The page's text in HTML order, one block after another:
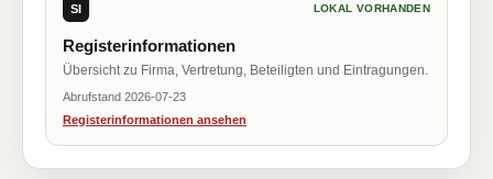
SI LOKAL VORHANDEN
Registerinformationen
Übersicht zu Firma, Vertretung, Beteiligten und Eintragungen.
Abrufstand 2026-07-23
Registerinformationen ansehen